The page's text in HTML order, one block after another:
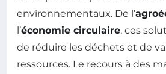
environnementaux. De l’
l’économie circulaire, ces
de réduire les déchets et de
ressources. Le recours à des